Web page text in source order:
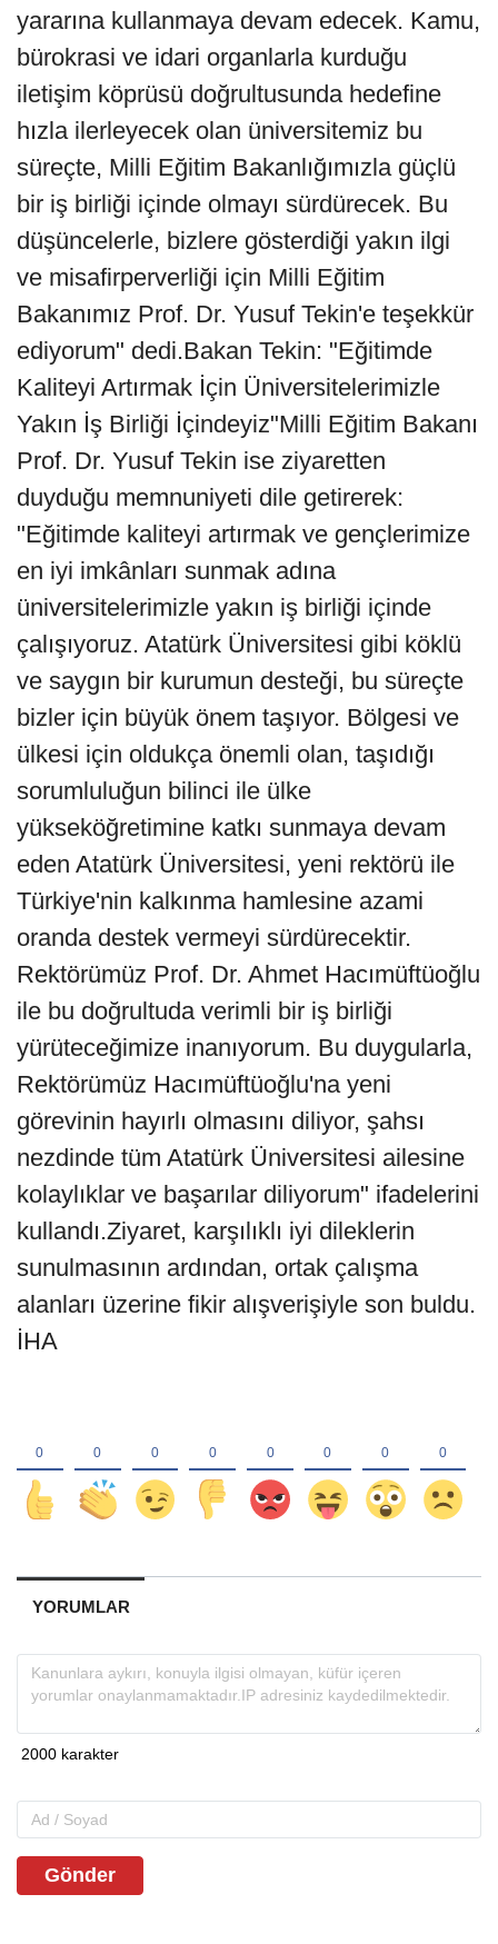
yararına kullanmaya devam edecek. Kamu,
bürokrasi ve idari organlarla kurduğu
iletişim köprüsü doğrultusunda hedefine
hızla ilerleyecek olan üniversitemiz bu
süreçte, Milli Eğitim Bakanlığımızla güçlü
bir iş birliği içinde olmayı sürdürecek. Bu
düşüncelerle, bizlere gösterdiği yakın ilgi
ve misafirperverliği için Milli Eğitim
Bakanımız Prof. Dr. Yusuf Tekin'e teşekkür
ediyorum" dedi.Bakan Tekin: "Eğitimde
Kaliteyi Artırmak İçin Üniversitelerimizle
Yakın İş Birliği İçindeyiz"Milli Eğitim Bakanı
Prof. Dr. Yusuf Tekin ise ziyaretten
duyduğu memnuniyeti dile getirerek:
"Eğitimde kaliteyi artırmak ve gençlerimize
en iyi imkânları sunmak adına
üniversitelerimizle yakın iş birliği içinde
çalışıyoruz. Atatürk Üniversitesi gibi köklü
ve saygın bir kurumun desteği, bu süreçte
bizler için büyük önem taşıyor. Bölgesi ve
ülkesi için oldukça önemli olan, taşıdığı
sorumluluğun bilinci ile ülke
yükseköğretimine katkı sunmaya devam
eden Atatürk Üniversitesi, yeni rektörü ile
Türkiye'nin kalkınma hamlesine azami
oranda destek vermeyi sürdürecektir.
Rektörümüz Prof. Dr. Ahmet Hacımüftüoğlu
ile bu doğrultuda verimli bir iş birliği
yürüteceğimize inanıyorum. Bu duygularla,
Rektörümüz Hacımüftüoğlu'na yeni
görevinin hayırlı olmasını diliyor, şahsı
nezdinde tüm Atatürk Üniversitesi ailesine
kolaylıklar ve başarılar diliyorum" ifadelerini
kullandı.Ziyaret, karşılıklı iyi dileklerin
sunulmasının ardından, ortak çalışma
alanları üzerine fikir alışverişiyle son buldu.
İHA
YORUMLAR
Gönder